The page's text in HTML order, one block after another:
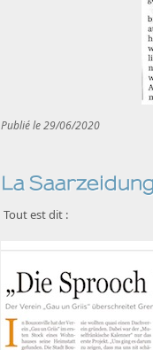
Publié le 29/06/2020
La
Tout est dit :